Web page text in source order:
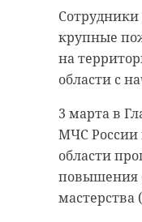
Сотрудники
крупные
на
области с
3 марта в
МЧС России
области
повышения
и
об
11 февраля 2020,